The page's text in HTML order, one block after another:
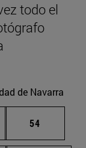
todo el
de Navarra
intermedias
Página
54